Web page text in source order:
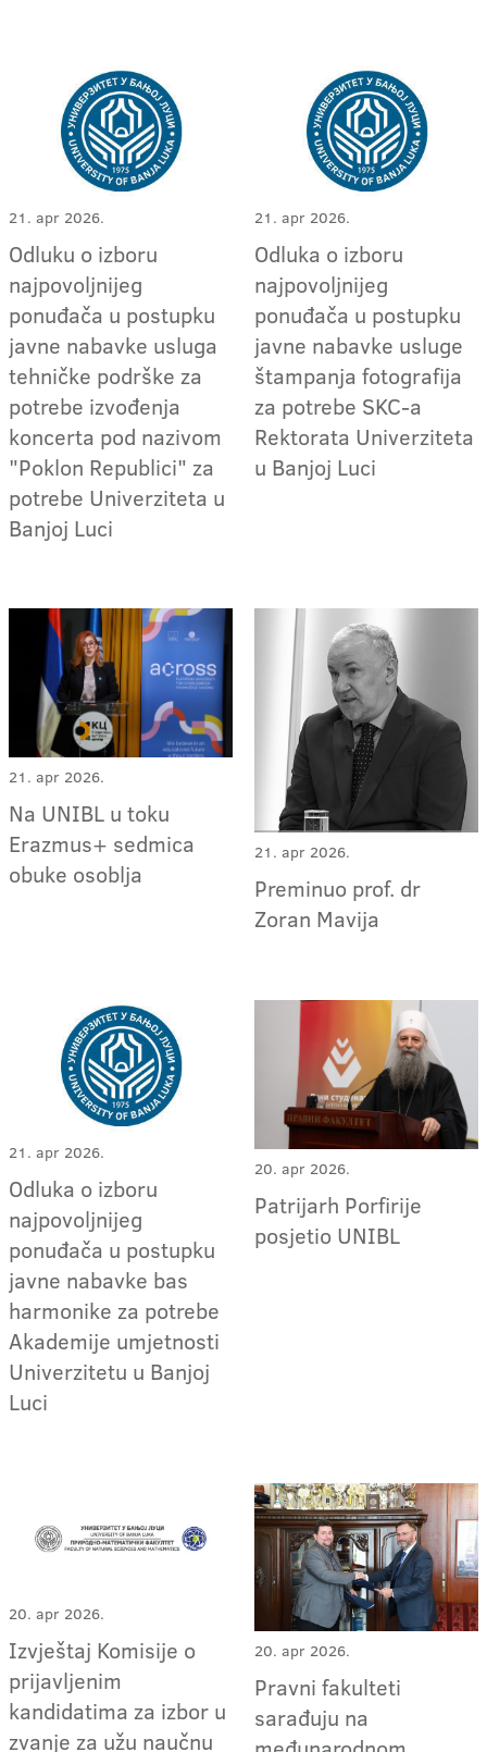
21. apr 2026.
Odluku o izboru
najpovoljnijeg
ponuđača u postupku
javne nabavke usluga
tehničke podrške za
potrebe izvođenja
koncerta pod nazivom
"Poklon Republici" za
potrebe Univerziteta u
Banjoj Luci
21. apr 2026.
Odluka o izboru
najpovoljnijeg
ponuđača u postupku
javne nabavke usluge
štampanja fotografija
za potrebe SKC-a
Rektorata Univerziteta
u Banjoj Luci
21. apr 2026.
Na UNIBL u toku
Erazmus+ sedmica
obuke osoblja
21. apr 2026.
Preminuo prof. dr
Zoran Mavija
21. apr 2026.
Odluka o izboru
najpovoljnijeg
ponuđača u postupku
javne nabavke bas
harmonike za potrebe
Akademije umjetnosti
Univerzitetu u Banjoj
Luci
20. apr 2026.
Patrijarh Porfirije
posjetio UNIBL
20. apr 2026.
Izvještaj Komisije o
prijavljenim
kandidatima za izbor u
zvanje za užu naučnu
20. apr 2026.
Pravni fakulteti
sarađuju na